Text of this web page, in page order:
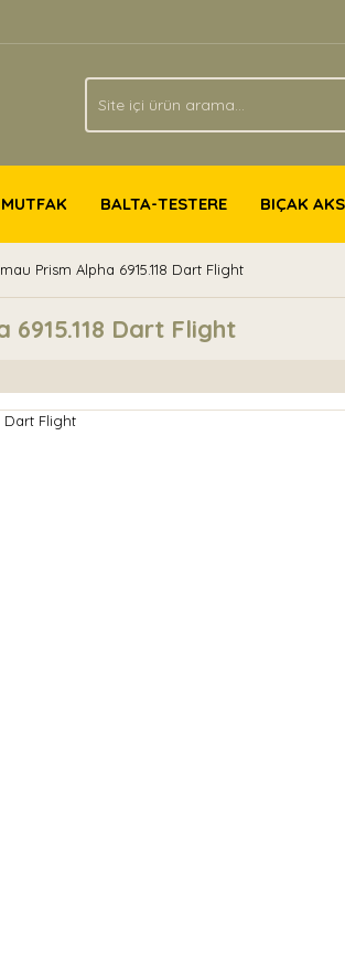
MUTFAK BALTA-TESTERE BIÇAK
Prism Alpha 6915.118 Dart Flight
6915.118 Dart Flight